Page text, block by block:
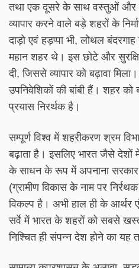
तथा एक दूसरे के साथ वस्तुओं और
व्यापार करने वाले बड़े शहरों के
दाड़ो एवं हड़प्पा भी, लोथल
महान शहर थे। इस छोटे और
दी, जिससे व्यापार को बढ़ावा
उपनिवेशिकों की बांबी हैं। शहर को
प्रयास निरर्थक है।
सम्पूर्ण विश्व में शहरीकरण श्रम
बढ़ाता है। इसलिए भारत जैसे देशों
के साधन के रूप में अपनाना सरकार
(ग्रामीण विकास के नाम पर
विकल्प है। अभी हाल ही के आर्थर
सर्वे में भारत के शहरों को सबसे
निश्चित ही संपन्न देश होने का यह